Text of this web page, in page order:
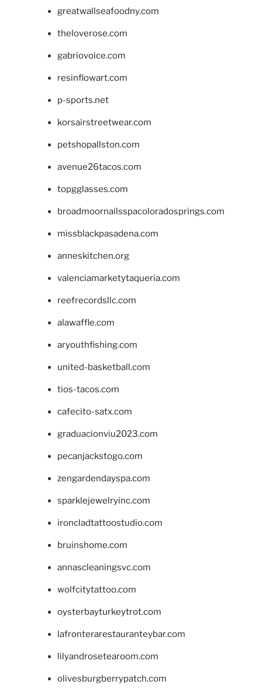
greatwallseafoodny.com
theloverose.com
gabriovoice.com
resinflowart.com
p-sports.net
korsairstreetwear.com
petshopallston.com
avenue26tacos.com
topgglasses.com
broadmoornailsspacoloradosprings.com
missblackpasadena.com
anneskitchen.org
valenciamarketytaqueria.com
reefrecordsllc.com
alawaffle.com
aryouthfishing.com
united-basketball.com
tios-tacos.com
cafecito-satx.com
graduacionviu2023.com
pecanjackstogo.com
zengardendayspa.com
sparklejewelryinc.com
ironcladtattoostudio.com
bruinshome.com
annascleaningsvc.com
wolfcitytattoo.com
oysterbayturkeytrot.com
lafronterarestauranteybar.com
lilyandrosetearoom.com
olivesburgberrypatch.com